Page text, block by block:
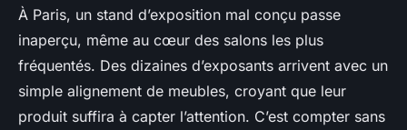
Cachez vos problèmes avec un
stand d'exposition sur mesure
à Paris
Rémy•31/03/2026 17:22• 11 min de lecture
À Paris, un stand d’exposition mal conçu passe
inaperçu, même au cœur des salons les plus
fréquentés. Des dizaines d’exposants arrivent avec un
simple alignement de meubles, croyant que leur
produit suffira à capter l’attention. C’est compter sans